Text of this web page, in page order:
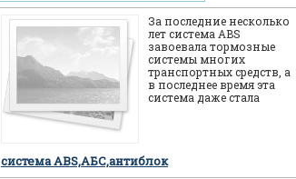
За последние несколько
лет система ABS
завоевала тормозные
системы многих
транспортных средств, а
в последнее время эта
система даже стала
система ABS,АБС,антиблок